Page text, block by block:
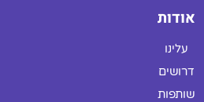
אודות
עלינו
דרושים
שותפות